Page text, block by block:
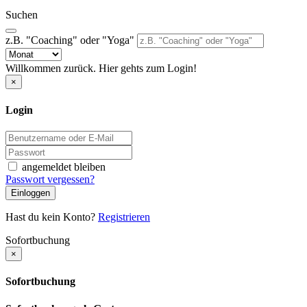
Suchen
z.B. "Coaching" oder "Yoga"
Willkommen zurück. Hier gehts zum Login!
×
Login
angemeldet bleiben
Passwort vergessen?
Einloggen
Hast du kein Konto? Registrieren
Sofortbuchung
×
Sofortbuchung